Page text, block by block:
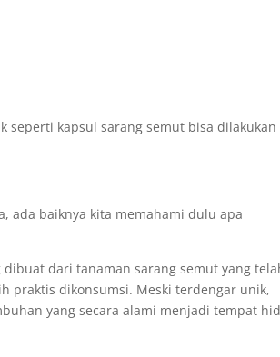
seperti kapsul sarang semut bisa dilakukan
ada baiknya kita memahami dulu apa
dari tanaman sarang semut yang
praktis dikonsumsi. Meski terdengar unik,
yang secara alami menjadi tempat